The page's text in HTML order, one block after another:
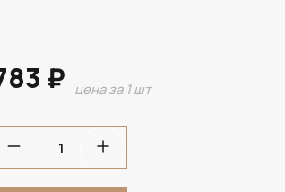
₽ цена за 1 шт